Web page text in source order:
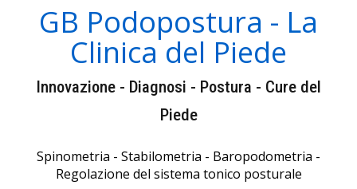
GB Podopostura - La
Clinica del Piede
Innovazione - Diagnosi - Postura - Cure del
Piede
Spinometria - Stabilometria - Baropodometria -
Regolazione del sistema tonico posturale